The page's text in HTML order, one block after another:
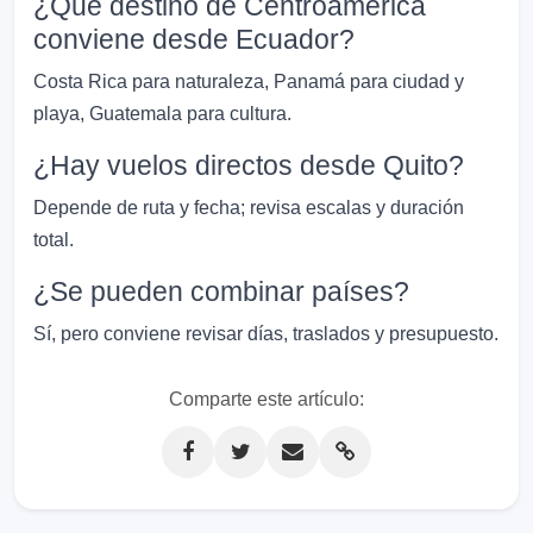
conviene desde Ecuador?
Costa Rica para naturaleza, Panamá para ciudad y
playa, Guatemala para cultura.
¿Hay vuelos directos desde Quito?
Depende de ruta y fecha; revisa escalas y duración
total.
¿Se pueden combinar países?
Sí, pero conviene revisar días, traslados y presupuesto.
Comparte este artículo: